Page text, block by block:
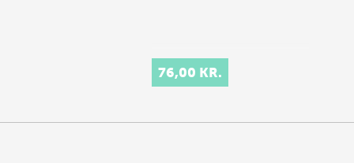
76,00 KR.